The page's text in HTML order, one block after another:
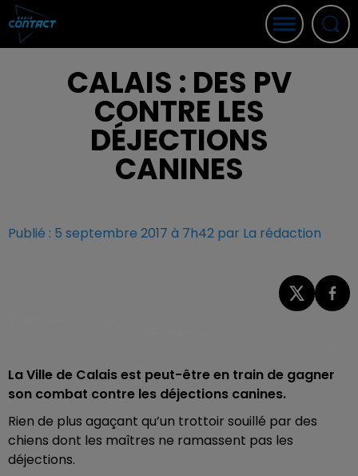
CALAIS : DES PV
CONTRE LES
DÉJECTIONS
CANINES
Publié : 5 septembre 2017 à 7h42 par La rédaction
La Ville de Calais est peut-être en train de gagner
son combat contre les déjections canines.
Rien de plus agaçant qu’un trottoir souillé par des
chiens dont les maîtres ne ramassent pas les
déjections.